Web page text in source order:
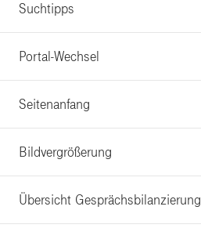
Suchtipps
Portal-Wechsel
Seitenanfang
Bildvergrößerung
Übersicht Gesprächsbilanzierung